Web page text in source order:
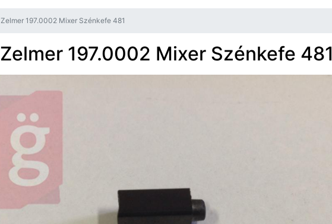
Zelmer 197.0002 Mixer Szénkefe 481
Zelmer 197.0002 Mixer Szénkefe 481